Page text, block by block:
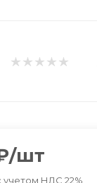
/шт
учетом НДС 22%